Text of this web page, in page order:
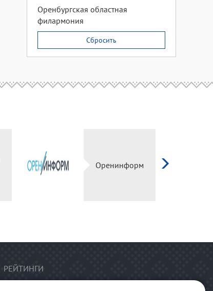
Оренбургская областная
филармония
Сбросить
Оренинформ
РЕЙТИНГИ